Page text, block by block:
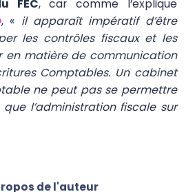
FEC, car comme l’explique
, « il apparaît impératif d’être
les contrôles fiscaux et les
en matière de communication
Comptables. Un cabinet
ne peut pas se permettre
que l’administration fiscale sur
de l'auteur